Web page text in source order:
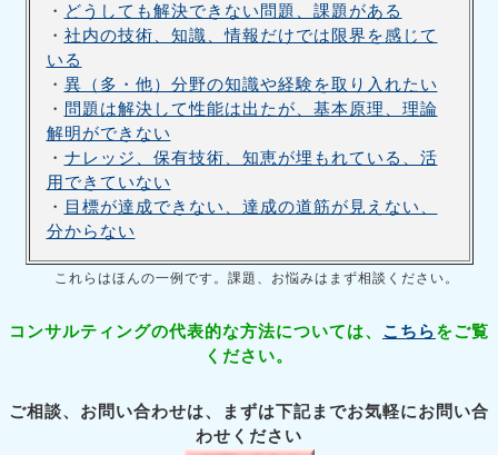
・ どうしても解決できない問題、課題がある
・ 社内の技術、知識、情報だけでは限界を感じて
いる
・ 異（多・他）分野の知識や経験を取り入れたい
・ 問題は解決して性能は出たが、基本原理、理論
解明ができない
・ ナレッジ、保有技術、知恵が埋もれている、活
用できていない
・
目標が達成できない、達成の道筋が見えない、
分からない
これらはほんの一例です。課題、お悩みはまず相談ください。
コンサルティングの代表的な方法については、 こちらをご覧
ください。
ご相談、お問い合わせは、まずは下記までお気軽にお問い合
わせください